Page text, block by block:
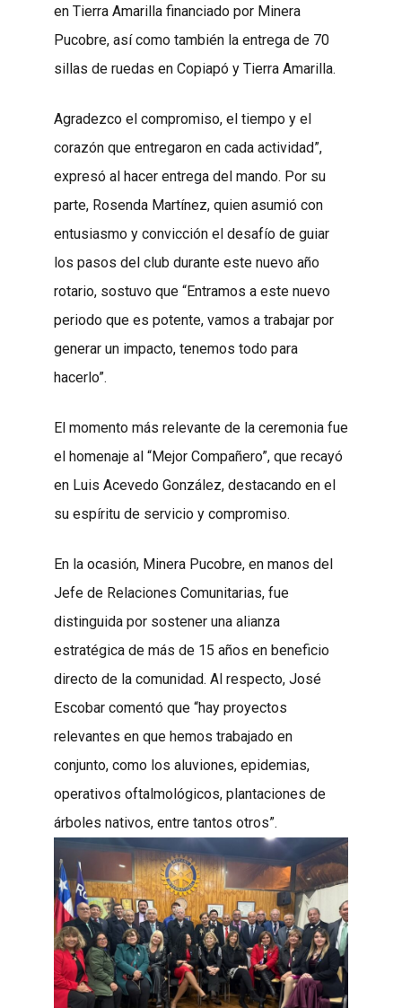
en Tierra Amarilla financiado por Minera
Pucobre, así como también la entrega de 70
sillas de ruedas en Copiapó y Tierra Amarilla.
Agradezco el compromiso, el tiempo y el
corazón que entregaron en cada actividad”,
expresó al hacer entrega del mando. Por su
parte, Rosenda Martínez, quien asumió con
entusiasmo y convicción el desafío de guiar
los pasos del club durante este nuevo año
rotario, sostuvo que “Entramos a este nuevo
periodo que es potente, vamos a trabajar por
generar un impacto, tenemos todo para
hacerlo”.
El momento más relevante de la ceremonia fue
el homenaje al “Mejor Compañero”, que recayó
en Luis Acevedo González, destacando en el
su espíritu de servicio y compromiso.
En la ocasión, Minera Pucobre, en manos del
Jefe de Relaciones Comunitarias, fue
distinguida por sostener una alianza
estratégica de más de 15 años en beneficio
directo de la comunidad. Al respecto, José
Escobar comentó que “hay proyectos
relevantes en que hemos trabajado en
conjunto, como los aluviones, epidemias,
operativos oftalmológicos, plantaciones de
árboles nativos, entre tantos otros”.